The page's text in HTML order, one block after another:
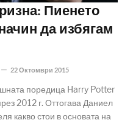
Пиенето
да избягам
22 Октомври 2015
поредица Harry Potter
2012 г. Оттогава Даниел
какво стои в основата на